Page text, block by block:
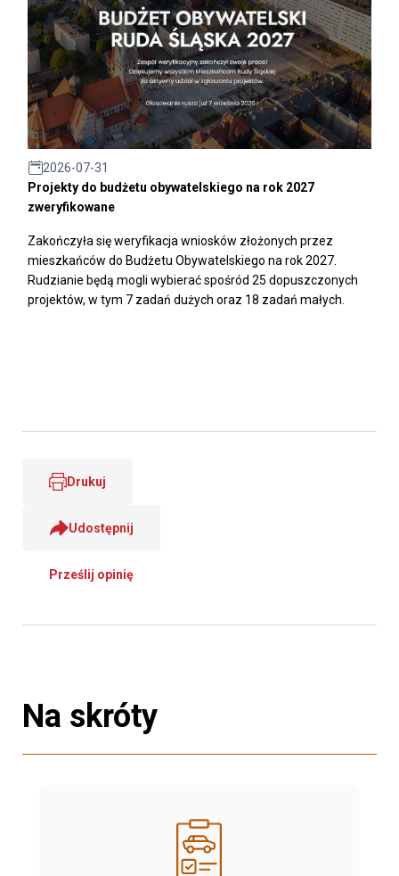
2026-07-31
Projekty do budżetu obywatelskiego na rok 2027
zweryfikowane
Zakończyła się weryfikacja wniosków złożonych przez
mieszkańców do Budżetu Obywatelskiego na rok 2027.
Rudzianie będą mogli wybierać spośród 25 dopuszczonych
projektów, w tym 7 zadań dużych oraz 18 zadań małych.
Drukuj
Udostępnij
Prześlij opinię
Na skróty